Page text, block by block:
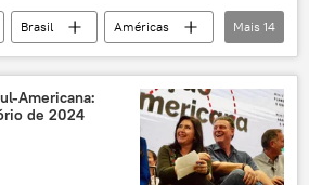
Brasil
Américas
Chile
da Seda
Mais 14
Americana:
de 2024